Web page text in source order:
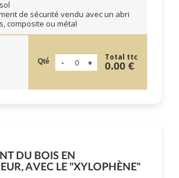
de sécurité vendu avec un abri
composite ou métal
Qté Total ttc
0.00 €
DU BOIS EN
AVEC LE "XYLOPHÈNE"